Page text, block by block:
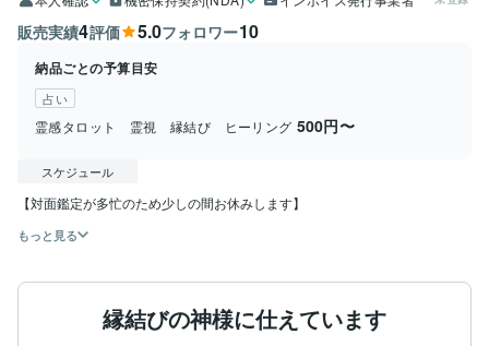
販売実績4評価 5.0フォロワー10
納品ごとの予算目安
占い
霊感タロット 霊視 縁結び ヒーリング 500円〜
スケジュール
【対面鑑定が多忙のため少しの間お休みします】
もっと見る
縁結びの神様に仕えています